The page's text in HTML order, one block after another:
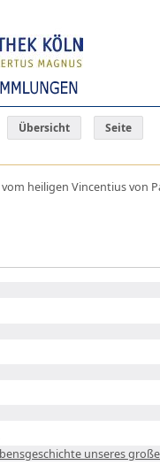
Übersicht Seite
heiligen Vincentius von
unseres